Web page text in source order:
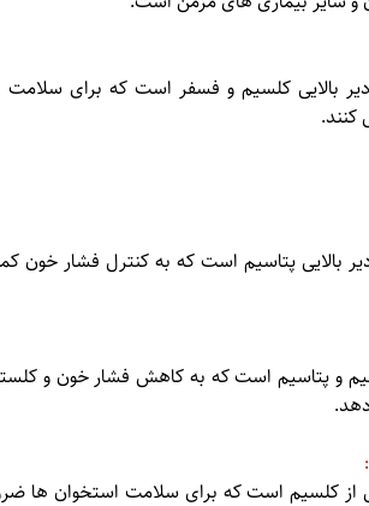
بالایی کلسیم و فسفر است که برای
بالایی پتاسیم است که به کنترل فشار
و پتاسیم است که به کاهش فشار خون و
کلسیم است که برای سلامت استخوان ها